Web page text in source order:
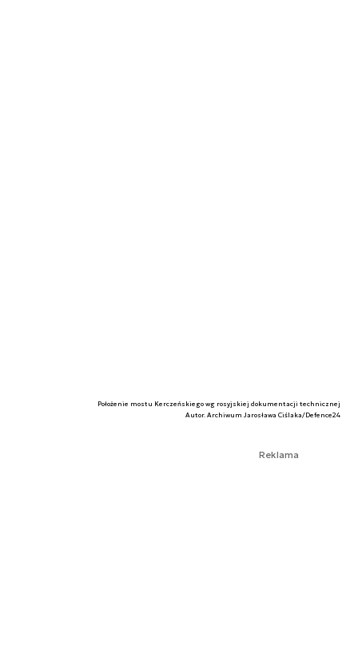
Położenie mostu Kerczeńskiego wg rosyjskiej dokumentacji technicznej
Autor. Archiwum Jarosława Ciślaka/Defence24
Reklama